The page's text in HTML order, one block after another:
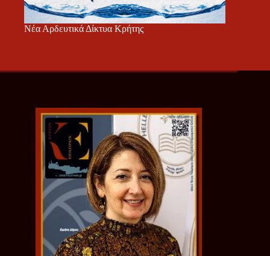
Νέα Αρδευτικά Δίκτυα Κρήτης